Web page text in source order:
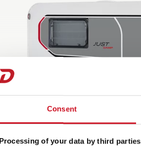
Consent
Processing of your data by third parties